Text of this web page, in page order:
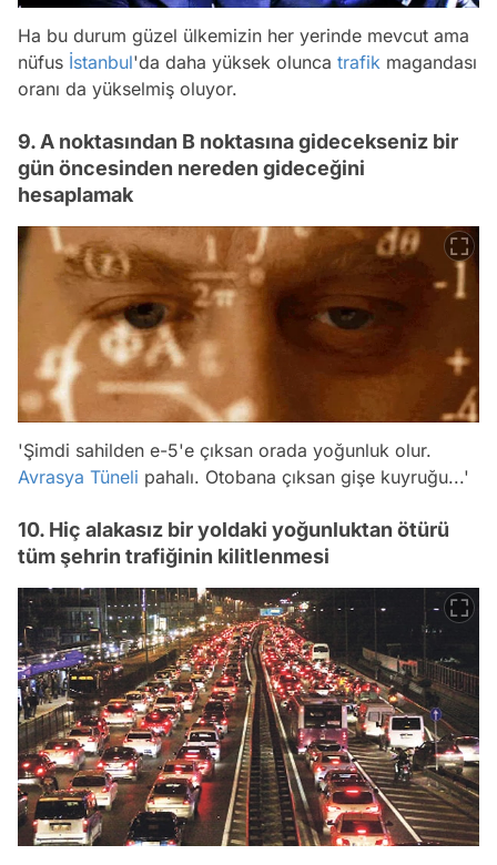
Ha bu durum güzel ülkemizin her yerinde mevcut ama
nüfus İstanbul'da daha yüksek olunca trafik magandası
oranı da yükselmiş oluyor.
9. A noktasından B noktasına gidecekseniz bir
gün öncesinden nereden gideceğini
hesaplamak
'Şimdi sahilden e-5'e çıksan orada yoğunluk olur.
Avrasya Tüneli pahalı. Otobana çıksan gişe kuyruğu...'
10. Hiç alakasız bir yoldaki yoğunluktan ötürü
tüm şehrin trafiğinin kilitlenmesi